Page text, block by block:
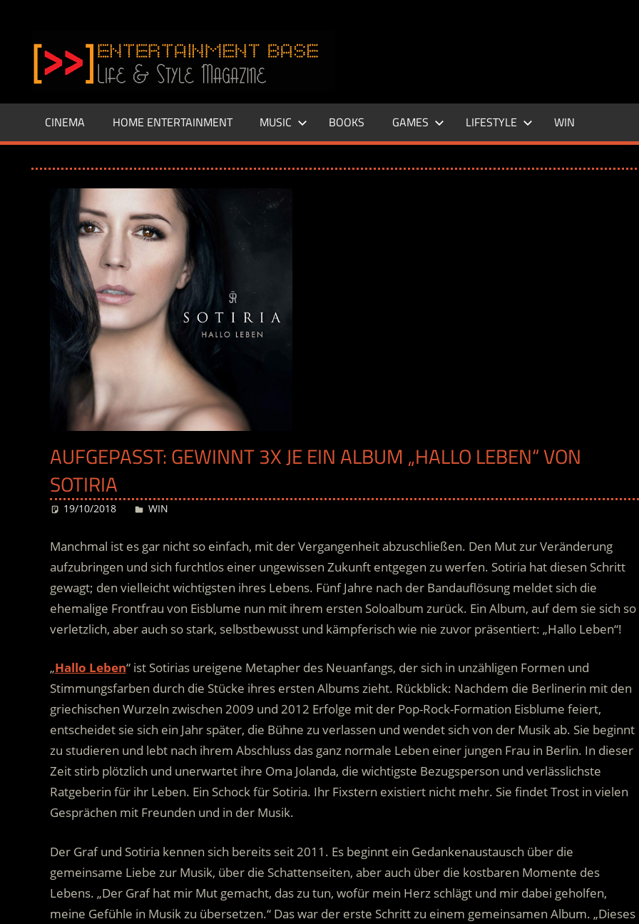
springen
–
LIFE
Base.de
CINEMA HOME ENTERTAINMENT MUSIC BOOKS GAMES LIFESTYLE WIN
AUFGEPASST: GEWINNT 3X JE EIN ALBUM „HALLO LEBEN“ VON
SOTIRIA
19/10/2018 Desiree
WIN
Manchmal ist es gar nicht so einfach, mit der Vergangenheit abzuschließen. Den Mut zur Veränderung
aufzubringen und sich furchtlos einer ungewissen Zukunft entgegen zu werfen. Sotiria hat diesen Schritt
gewagt; den vielleicht wichtigsten ihres Lebens. Fünf Jahre nach der Bandauflösung meldet sich die
ehemalige Frontfrau von Eisblume nun mit ihrem ersten Soloalbum zurück. Ein Album, auf dem sie sich so
verletzlich, aber auch so stark, selbstbewusst und kämpferisch wie nie zuvor präsentiert: „Hallo Leben“!
„Hallo Leben“ ist Sotirias ureigene Metapher des Neuanfangs, der sich in unzähligen Formen und
Stimmungsfarben durch die Stücke ihres ersten Albums zieht. Rückblick: Nachdem die Berlinerin mit den
griechischen Wurzeln zwischen 2009 und 2012 Erfolge mit der Pop-Rock-Formation Eisblume feiert,
entscheidet sie sich ein Jahr später, die Bühne zu verlassen und wendet sich von der Musik ab. Sie beginnt
zu studieren und lebt nach ihrem Abschluss das ganz normale Leben einer jungen Frau in Berlin. In dieser
Zeit stirb plötzlich und unerwartet ihre Oma Jolanda, die wichtigste Bezugsperson und verlässlichste
Ratgeberin für ihr Leben. Ein Schock für Sotiria. Ihr Fixstern existiert nicht mehr. Sie findet Trost in vielen
Gesprächen mit Freunden und in der Musik.
Der Graf und Sotiria kennen sich bereits seit 2011. Es beginnt ein Gedankenaustausch über die
gemeinsame Liebe zur Musik, über die Schattenseiten, aber auch über die kostbaren Momente des
Lebens. „Der Graf hat mir Mut gemacht, das zu tun, wofür mein Herz schlägt und mir dabei geholfen,
meine Gefühle in Musik zu übersetzen.“ Das war der erste Schritt zu einem gemeinsamen Album. „Dieses